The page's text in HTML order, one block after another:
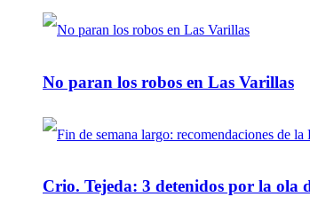
No paran los robos en Las Varillas
Crio. Tejeda: 3 detenidos por la ola